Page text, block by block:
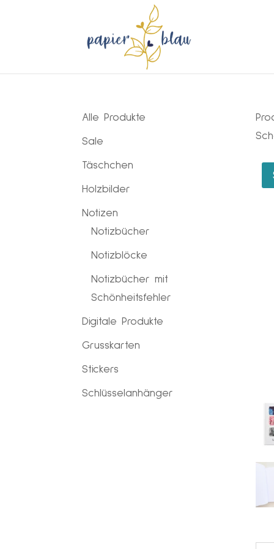
Alle Produkte
Sale
Täschchen
Holzbilder
Notizen
Notizbücher
Notizblöcke
Notizbücher mit
Schönheitsfehler
Digitale Produkte
Grusskarten
Stickers
Schlüsselanhänger